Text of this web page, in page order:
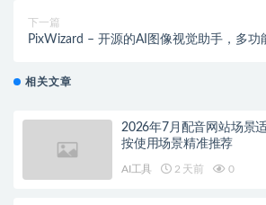
下一篇
PixWizard – 开源的AI图像视觉助手，多功
相关文章
2026年7月配音网站场景
按使用场景精准推荐
AI工具 2 天前 0